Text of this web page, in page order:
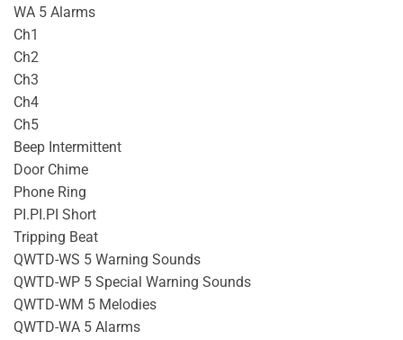
WA 5 Alarms
Ch1
Ch2
Ch3
Ch4
Ch5
Beep Intermittent
Door Chime
Phone Ring
PI.PI.PI Short
Tripping Beat
QWTD-WS 5 Warning Sounds
QWTD-WP 5 Special Warning Sounds
QWTD-WM 5 Melodies
QWTD-WA 5 Alarms